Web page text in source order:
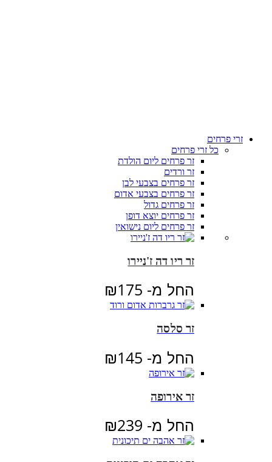
זרי פרחים
כל זרי פרחים
זר פרחים ליום הולדת
זר ורדים
זר פרחים בצבעי לבן
זר פרחים בצבעי אדום
זר פרחים גדול
זר פרחים יוצא דופן
זר פרחים ליום נישואין
זר ריו דה ז'ניירו
החל מ- ₪175
זר סלסה
החל מ- ₪145
זר אירופה
החל מ- ₪239